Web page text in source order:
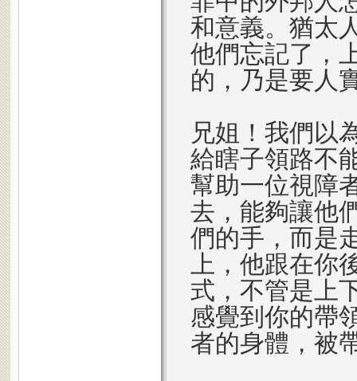
和意義。猶太
他們忘記了，
的，乃是要人
兄姐！我們以
給瞎子領路不
幫助一位視障
去，能夠讓他
們的手，而是
上，他跟在你
式，不管是上
感覺到你的帶
者的身體，被